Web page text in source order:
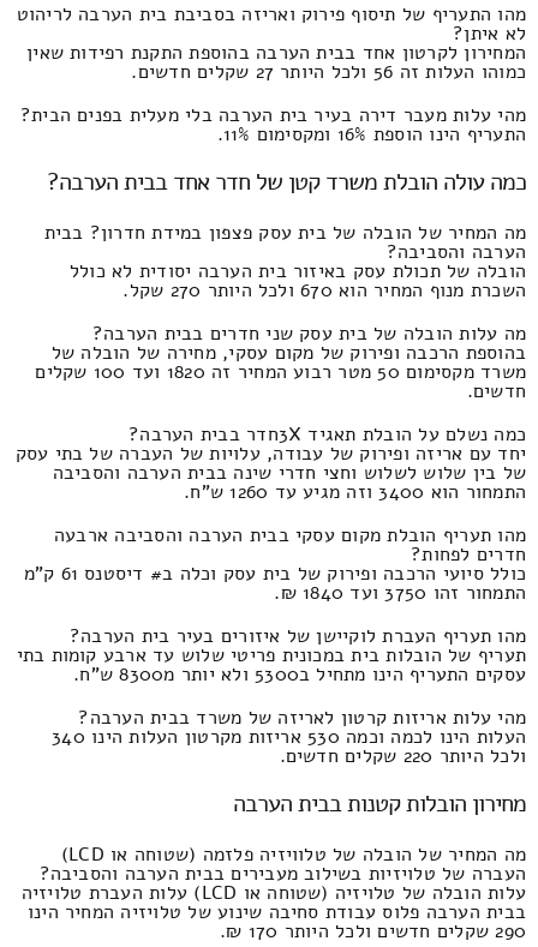
מהו התעריף של תיסוף פירוק ואריזה בסביבת בית הערבה לריהוט
לא איתן?
המחירון לקרטון אחד בבית הערבה בהוספת התקנת רפידות שאין
כמוהו העלות זה 56 ולכל היותר 27 שקלים חדשים.
מהי עלות מעבר דירה בעיר בית הערבה בלי מעלית בפנים הבית?
התעריף הינו הוספת 16% ומקסימום 11%.
כמה עולה הובלת משרד קטן של חדר אחד בבית הערבה?
מה המחיר של הובלה של בית עסק פצפון במידת חדרון? בבית
הערבה והסביבה?
הובלה של תכולת עסק באיזור בית הערבה יסודית לא כולל
השכרת מנוף המחיר הוא 670 ולכל היותר 270 שקל.
מה עלות הובלה של בית עסק שני חדרים בבית הערבה?
בהוספת הרכבה ופירוק של מקום עסקי, מחירה של הובלה של
משרד מקסימום 50 מטר רבוע המחיר זה 1820 ועד 100 שקלים
חדשים.
כמה נשלם על הובלת תאגיד 3Xחדר בבית הערבה?
יחד עם אריזה ופירוק של עבודה, עלויות של העברה של בתי עסק
של בין שלוש לשלוש וחצי חדרי שינה בבית הערבה והסביבה
התמחור הוא 3400 וזה מגיע עד 1260 ש"ח.
מהו תעריף הובלת מקום עסקי בבית הערבה והסביבה ארבעה
חדרים לפחות?
כולל סיועי הרכבה ופירוק של בית עסק וכלה ב# דיסטנס 61 ק"מ
התמחור זהו 3750 ועד 1840 ₪.
מהו תעריף העברת לוקיישן של איזורים בעיר בית הערבה?
תעריף של הובלות בית במכונית פריטי שלוש עד ארבע קומות בתי
עסקים התעריף הינו מתחיל ב5300 ולא יותר מ8300 ש"ח.
מהי עלות אריזות קרטון לאריזה של משרד בבית הערבה?
העלות הינו לכמה וכמה 530 אריזות מקרטון העלות הינו 340
ולכל היותר 220 שקלים חדשים.
מחירון הובלות קטנות בבית הערבה
מה המחיר של הובלה של טלוויזיה פלזמה (שטוחה או LCD)
העברה של טלויזיות בשילוב מעבירים בבית הערבה והסביבה?
עלות הובלה של טלויזיה (שטוחה או LCD) עלות העברת טלויזיה
בבית הערבה פלוס עבודת סחיבה שינוע של טלויזיה המחיר הינו
290 שקלים חדשים ולכל היותר 170 ₪.